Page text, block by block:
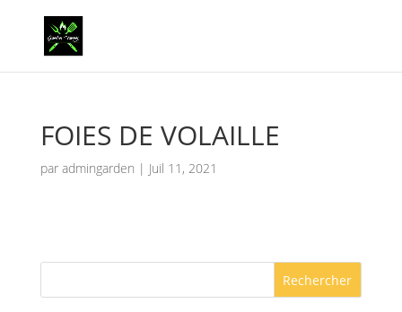
FOIES DE VOLAILLE
par admingarden | Juil 11, 2021